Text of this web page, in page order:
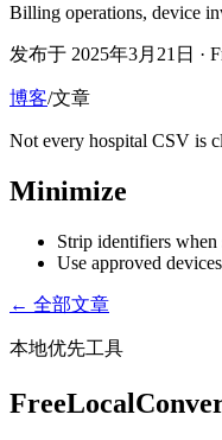
Billing operations, device
发布于 2025年3月21日 ·
博客/文章
Not every hospital CSV is
Minimize
Strip identifiers when
Use approved
← 全部文章
本地优先工具